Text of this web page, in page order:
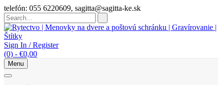
Skip
to
content
telefón: 055 6220609, sagitta@sagitta-ke.sk
Sign In / Register
(0) - €0,00
Menu